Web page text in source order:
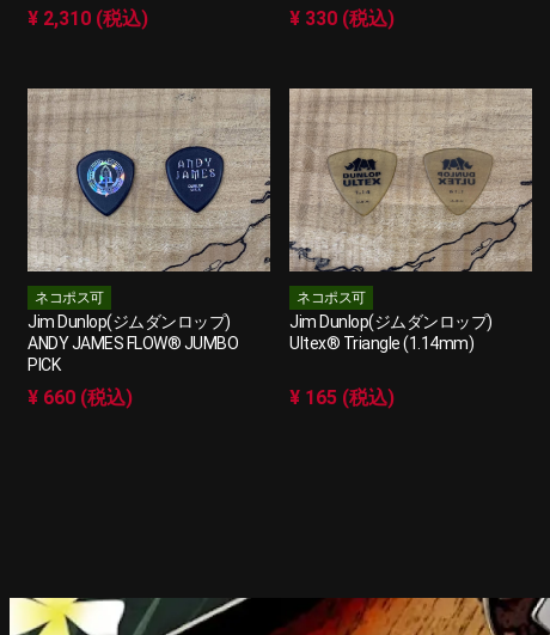
¥ 2,310 (税込) ¥ 330 (税込)
ネコポス可
Jim Dunlop(ジムダンロップ)
ANDY JAMES FLOW® JUMBO
PICK
¥ 660 (税込)
ネコポス可
Jim Dunlop(ジムダンロップ)
Ultex® Triangle (1.14mm)
¥ 165 (税込)